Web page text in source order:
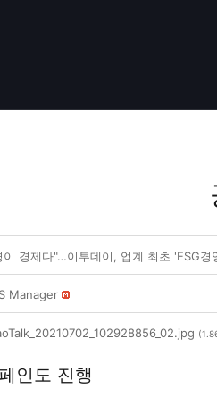
이 경제다"…이투데이, 업계 최초 'ESG경
Manager
인도 진행